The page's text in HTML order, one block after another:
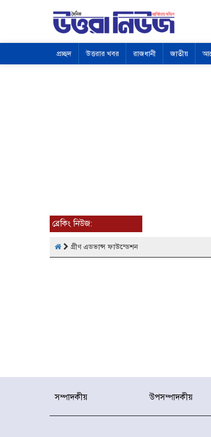
প্রচ্ছদ উত্তরার খবর রাজধানী জাতীয়
ব্রেকিং নিউজ:
গ্রীণ এডভান্স ফাউন্ডেশন
সম্পাদকীয় উপসম্পাদকীয়